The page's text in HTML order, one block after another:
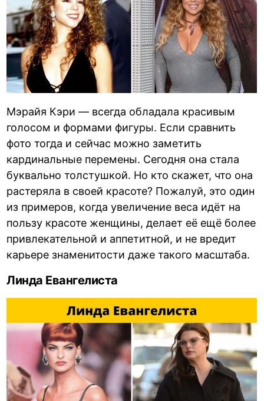
Мэрайя Кэри — всегда обладала красивым
голосом и формами фигуры. Если сравнить
фото тогда и сейчас можно заметить
кардинальные перемены. Сегодня она стала
буквально толстушкой. Но кто скажет, что она
растеряла в своей красоте? Пожалуй, это один
из примеров, когда увеличение веса идёт на
пользу красоте женщины, делает её ещё более
привлекательной и аппетитной, и не вредит
карьере знаменитости даже такого масштаба.
Линда Евангелиста